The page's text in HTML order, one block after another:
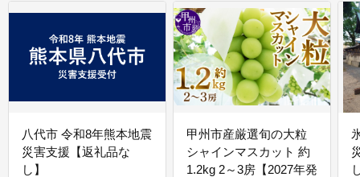
八代市 令和8年熊本地震
災害支援【返礼品な
し】
甲州市産厳選旬の大粒
シャインマスカット 約
1.2kg 2～3房【2027年発